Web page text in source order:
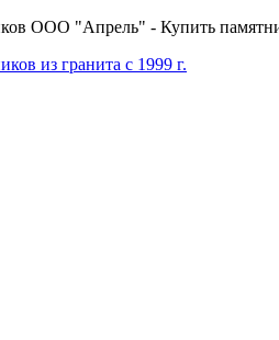
ООО "Апрель" - Купить
из гранита с 1999 г.